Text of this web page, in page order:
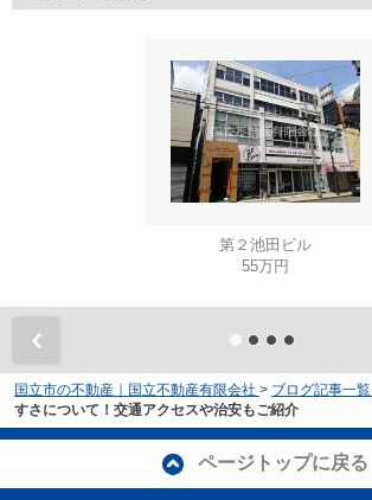
第２池田ビル
55万円
国立市の不動産｜国立不動産有限会社 > ブログ記事一覧
すさについて！交通アクセスや治安もご紹介
ページトップに戻る